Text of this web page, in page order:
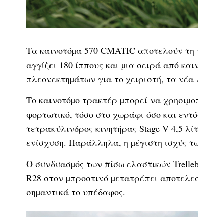
Τα καινοτόµα 570 CMATIC αποτελούν
αγγίζει 180 ίππους και µια σειρά από
πλεονεκτηµάτων για το χειριστή, τα
Το καινοτόµο τρακτέρ µπορεί να
φορτωτικό, τόσο στο χωράφι όσο και
τετρακύλινδρος κινητήρας Stage V 4,5
ενίσχυση. Παράλληλα, η µέγιστη ισχύς
Ο συνδυασµός των πίσω ελαστικών
R28 στον µπροστινό µετατρέπει
σηµαντικά το υπέδαφος.